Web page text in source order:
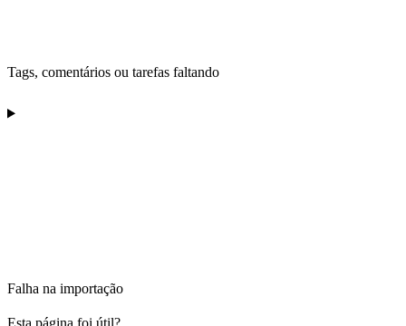
Tags, comentários ou tarefas faltando
Falha na importação
Esta página foi útil?